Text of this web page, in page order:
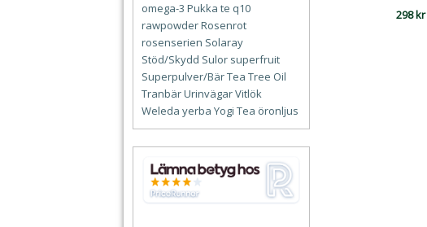
298kr
omega-3 Pukka te q10
rawpowderRosenrot
rosenserien Solaray
Stöd/Skydd Sulor superfruit
Superpulver/BärTea Tree Oil
TranbärUrinvägarVitlök
Weleda yerba Yogi Tea öronljus